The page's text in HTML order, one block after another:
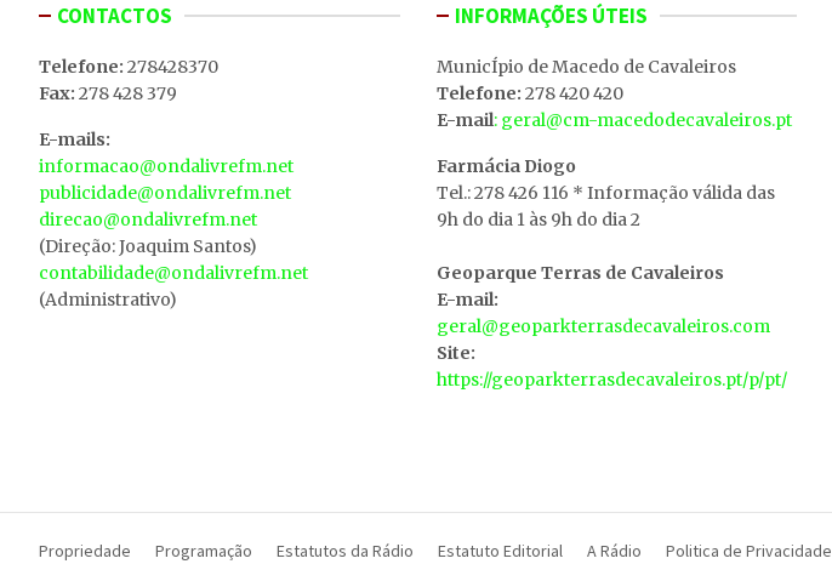
CONTACTOS
Telefone: 278428370
Fax: 278 428 379
E-mails:
informacao@ondalivrefm.net
publicidade@ondalivrefm.net
direcao@ondalivrefm.net
(Direção: Joaquim Santos)
contabilidade@ondalivrefm.net
(Administrativo)
INFORMAÇÕES ÚTEIS
MunicÍpio de Macedo de Cavaleiros
Telefone: 278 420 420
E-mail: geral@cm-macedodecavaleiros.pt
Farmácia Diogo
Tel.: 278 426 116 * Informação válida das
9h do dia 1 às 9h do dia 2
Geoparque Terras de Cavaleiros
E-mail:
geral@geoparkterrasdecavaleiros.com
Site:
https://geoparkterrasdecavaleiros.pt/p/pt/
Propriedade Programação Estatutos da Rádio Estatuto Editorial A Rádio Politica de Privacidade